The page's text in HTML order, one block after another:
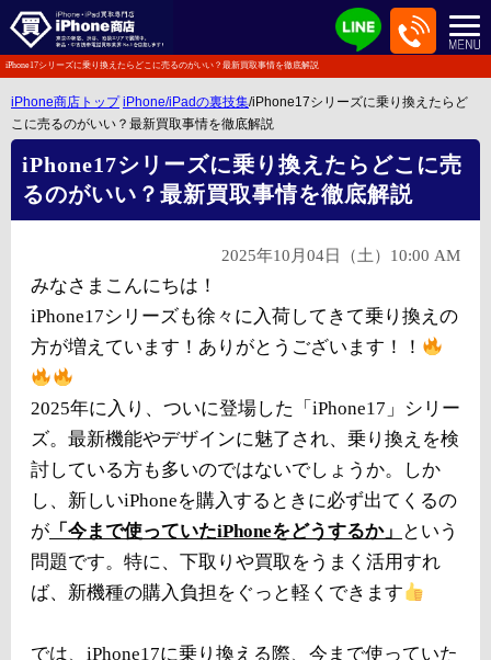
iPhone17シリーズに乗り換えたらどこに売るのがいい？最新買取事情を徹底解説
iPhone商店トップ iPhone/iPadの裏技集/iPhone17シリーズに乗り換えたらど
こに売るのがいい？最新買取事情を徹底解説
iPhone17シリーズに乗り換えたらどこに売
るのがいい？最新買取事情を徹底解説
2025年10月04日（土）10:00 AM
みなさまこんにちは！
iPhone17シリーズも徐々に入荷してきて乗り換えの
方が増えています！ありがとうございます！！
2025年に入り、ついに登場した「iPhone17」シリー
ズ。最新機能やデザインに魅了され、乗り換えを検
討している方も多いのではないでしょうか。しか
し、新しいiPhoneを購入するときに必ず出てくるの
が 「今まで使っていたiPhoneをどうするか」
という
問題です。特に、下取りや買取をうまく活用すれ
ば、新機種の購入負担をぐっと軽くできます
では、iPhone17に乗り換える際、今まで使っていた